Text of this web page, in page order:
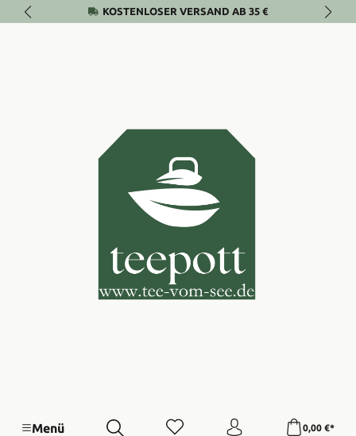
Zum Hauptinhalt springenKOSTENLOSER VERSAND AB 35 €
Menü 0,00 €*